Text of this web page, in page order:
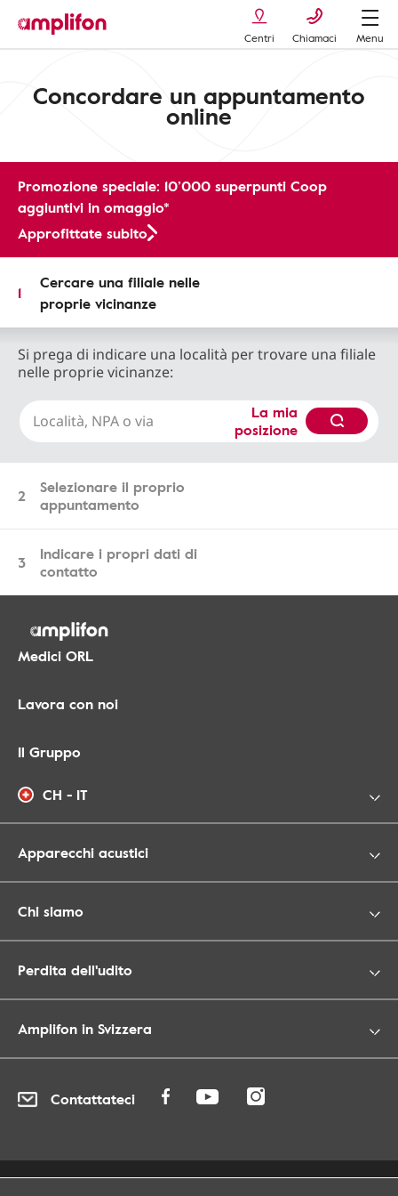
Centri Chiamaci Menu
Promozione speciale: 10’000 superpunti Coop
aggiuntivi in omaggio*
Approfittate subito
Concordare un appuntamento
online
1
Cercare una filiale nelle
proprie vicinanze
Si prega di indicare una località per trovare una filiale
nelle proprie vicinanze:
La mia
posizione
2
Selezionare il proprio
appuntamento
3
Indicare i propri dati di
contatto
Medici ORL
Lavora con noi
Il Gruppo
CH - IT
Apparecchi acustici
Chi siamo
Perdita dell'udito
Amplifon in Svizzera
Contattateci